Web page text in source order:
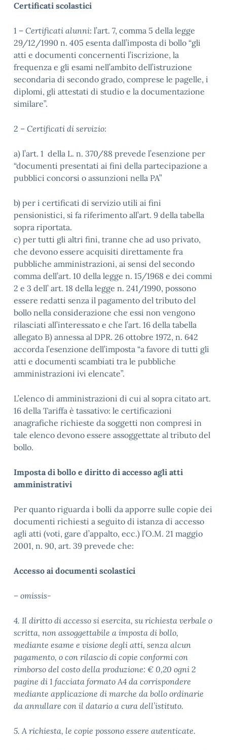
Certificati scolastici
1 – Certificati alunni: l’art. 7, comma 5 della legge
29/12/1990 n. 405 esenta dall’imposta di bollo “gli
atti e documenti concernenti l’iscrizione, la
frequenza e gli esami nell’ambito dell’istruzione
secondaria di secondo grado, comprese le pagelle, i
diplomi, gli attestati di studio e la documentazione
similare”.
2 – Certificati di servizio:
a) l’art. 1 della L. n. 370/88 prevede l’esenzione per
“documenti presentati ai fini della partecipazione a
pubblici concorsi o assunzioni nella PA”
b) per i certificati di servizio utili ai fini
pensionistici, si fa riferimento all’art. 9 della tabella
sopra riportata.
c) per tutti gli altri fini, tranne che ad uso privato,
che devono essere acquisiti direttamente fra
pubbliche amministrazioni, ai sensi del secondo
comma dell’art. 10 della legge n. 15/1968 e dei commi
2 e 3 dell’ art. 18 della legge n. 241/1990, possono
essere redatti senza il pagamento del tributo del
bollo nella considerazione che essi non vengono
rilasciati all’interessato e che l’art. 16 della tabella
allegato B) annessa al DPR. 26 ottobre 1972, n. 642
accorda l’esenzione dell’imposta “a favore di tutti gli
atti e documenti scambiati tra le pubbliche
amministrazioni ivi elencate”.
L’elenco di amministrazioni di cui al sopra citato art.
16 della Tariffa è tassativo: le certificazioni
anagrafiche richieste da soggetti non compresi in
tale elenco devono essere assoggettate al tributo del
bollo.
Imposta di bollo e diritto di accesso agli atti
amministrativi
Per quanto riguarda i bolli da apporre sulle copie dei
documenti richiesti a seguito di istanza di accesso
agli atti (voti, gare d’appalto, ecc.) l’O.M. 21 maggio
2001, n. 90, art. 39 prevede che:
Accesso ai documenti scolastici
– omissis-
4. Il diritto di accesso si esercita, su richiesta verbale o
scritta, non assoggettabile a imposta di bollo,
mediante esame e visione degli atti, senza alcun
pagamento, o con rilascio di copie conformi con
rimborso del costo della produzione: € 0,20 ogni 2
pagine di 1 facciata formato A4 da corrispondere
mediante applicazione di marche da bollo ordinarie
da annullare con il datario a cura dell’istituto.
5. A richiesta, le copie possono essere autenticate.